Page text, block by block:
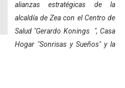
Mérida sembraron 110
Social fortalecen la atención
Venezuela Renace en el
alianzas estratégicas de la
alcaldía de Zea con el Centro de
Salud "Gerardo Konings ", Casa
Hogar "Sonrisas y Sueños" y la